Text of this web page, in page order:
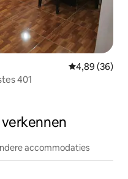
Gemiddelde
4,89 (36)
401
accommodaties